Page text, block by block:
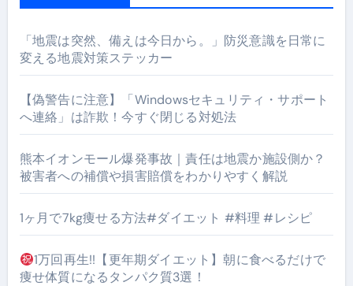
「地震は突然、備えは今日から。」防災意識を日常に
変える地震対策ステッカー
【偽警告に注意】「Windowsセキュリティ・サポート
へ連絡」は詐欺！今すぐ閉じる対処法
熊本イオンモール爆発事故｜責任は地震か施設側か？
被害者への補償や損害賠償をわかりやすく解説
1ヶ月で7kg痩せる方法#ダイエット #料理 #レシピ
1万回再生!!【更年期ダイエット】朝に食べるだけで
痩せ体質になるタンパク質3選！